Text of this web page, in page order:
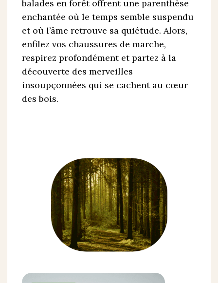
balades en forêt offrent une parenthèse
enchantée où le temps semble suspendu
et où l’âme retrouve sa quiétude. Alors,
enfilez vos chaussures de marche,
respirez profondément et partez à la
découverte des merveilles
insoupçonnées qui se cachent au cœur
des bois.